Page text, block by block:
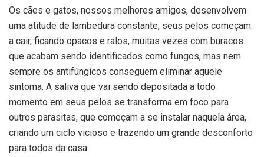
Os cães e gatos, nossos melhores amigos, desenvolvem
uma atitude de lambedura constante, seus pelos começam
a cair, ficando opacos e ralos, muitas vezes com buracos
que acabam sendo identificados como fungos, mas nem
sempre os antifúngicos conseguem eliminar aquele
sintoma. A saliva que vai sendo depositada a todo
momento em seus pelos se transforma em foco para
outros parasitas, que começam a se instalar naquela área,
criando um ciclo vicioso e trazendo um grande desconforto
para todos da casa.